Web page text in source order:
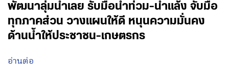
พัฒนาลุ่มน้ำเลย รับมือน้ำท่วม-น้ำแล้ง จับมือ
ทุกภาคส่วน วางแผนให้ดี หนุนความมั่นคง
ด้านน้ำให้ประชาชน-เกษตรกร
อ่านต่อ